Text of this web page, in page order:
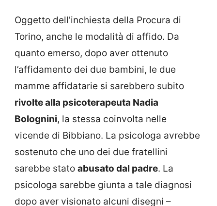
Oggetto dell’inchiesta della Procura di
Torino, anche le modalità di affido. Da
quanto emerso, dopo aver ottenuto
l’affidamento dei due bambini, le due
mamme affidatarie si sarebbero subito
rivolte alla psicoterapeuta Nadia
Bolognini, la stessa coinvolta nelle
vicende di Bibbiano. La psicologa avrebbe
sostenuto che uno dei due fratellini
sarebbe stato abusato dal padre. La
psicologa sarebbe giunta a tale diagnosi
dopo aver visionato alcuni disegni –